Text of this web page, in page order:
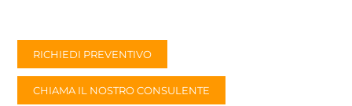
RICHIEDI PREVENTIVO
CHIAMA IL NOSTRO CONSULENTE